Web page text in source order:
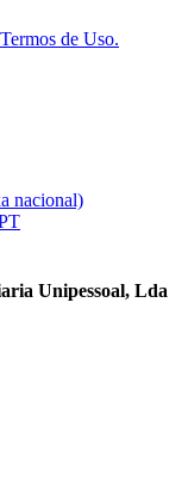
de Uso.
nacional)
Unipessoal, Lda